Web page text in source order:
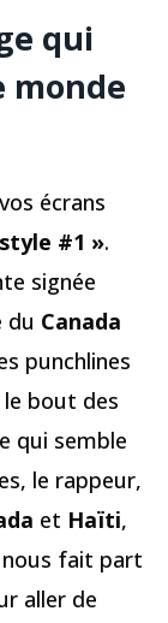
qui
écrans
#1 ».
signée
du Canada
punchlines
bout des
qui semble
le rappeur,
et Haïti,
nous fait part
aller de